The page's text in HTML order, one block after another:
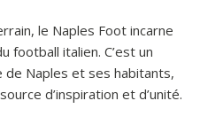
le Naples Foot incarne
football italien. C’est un
Naples et ses habitants,
d’inspiration et d’unité.